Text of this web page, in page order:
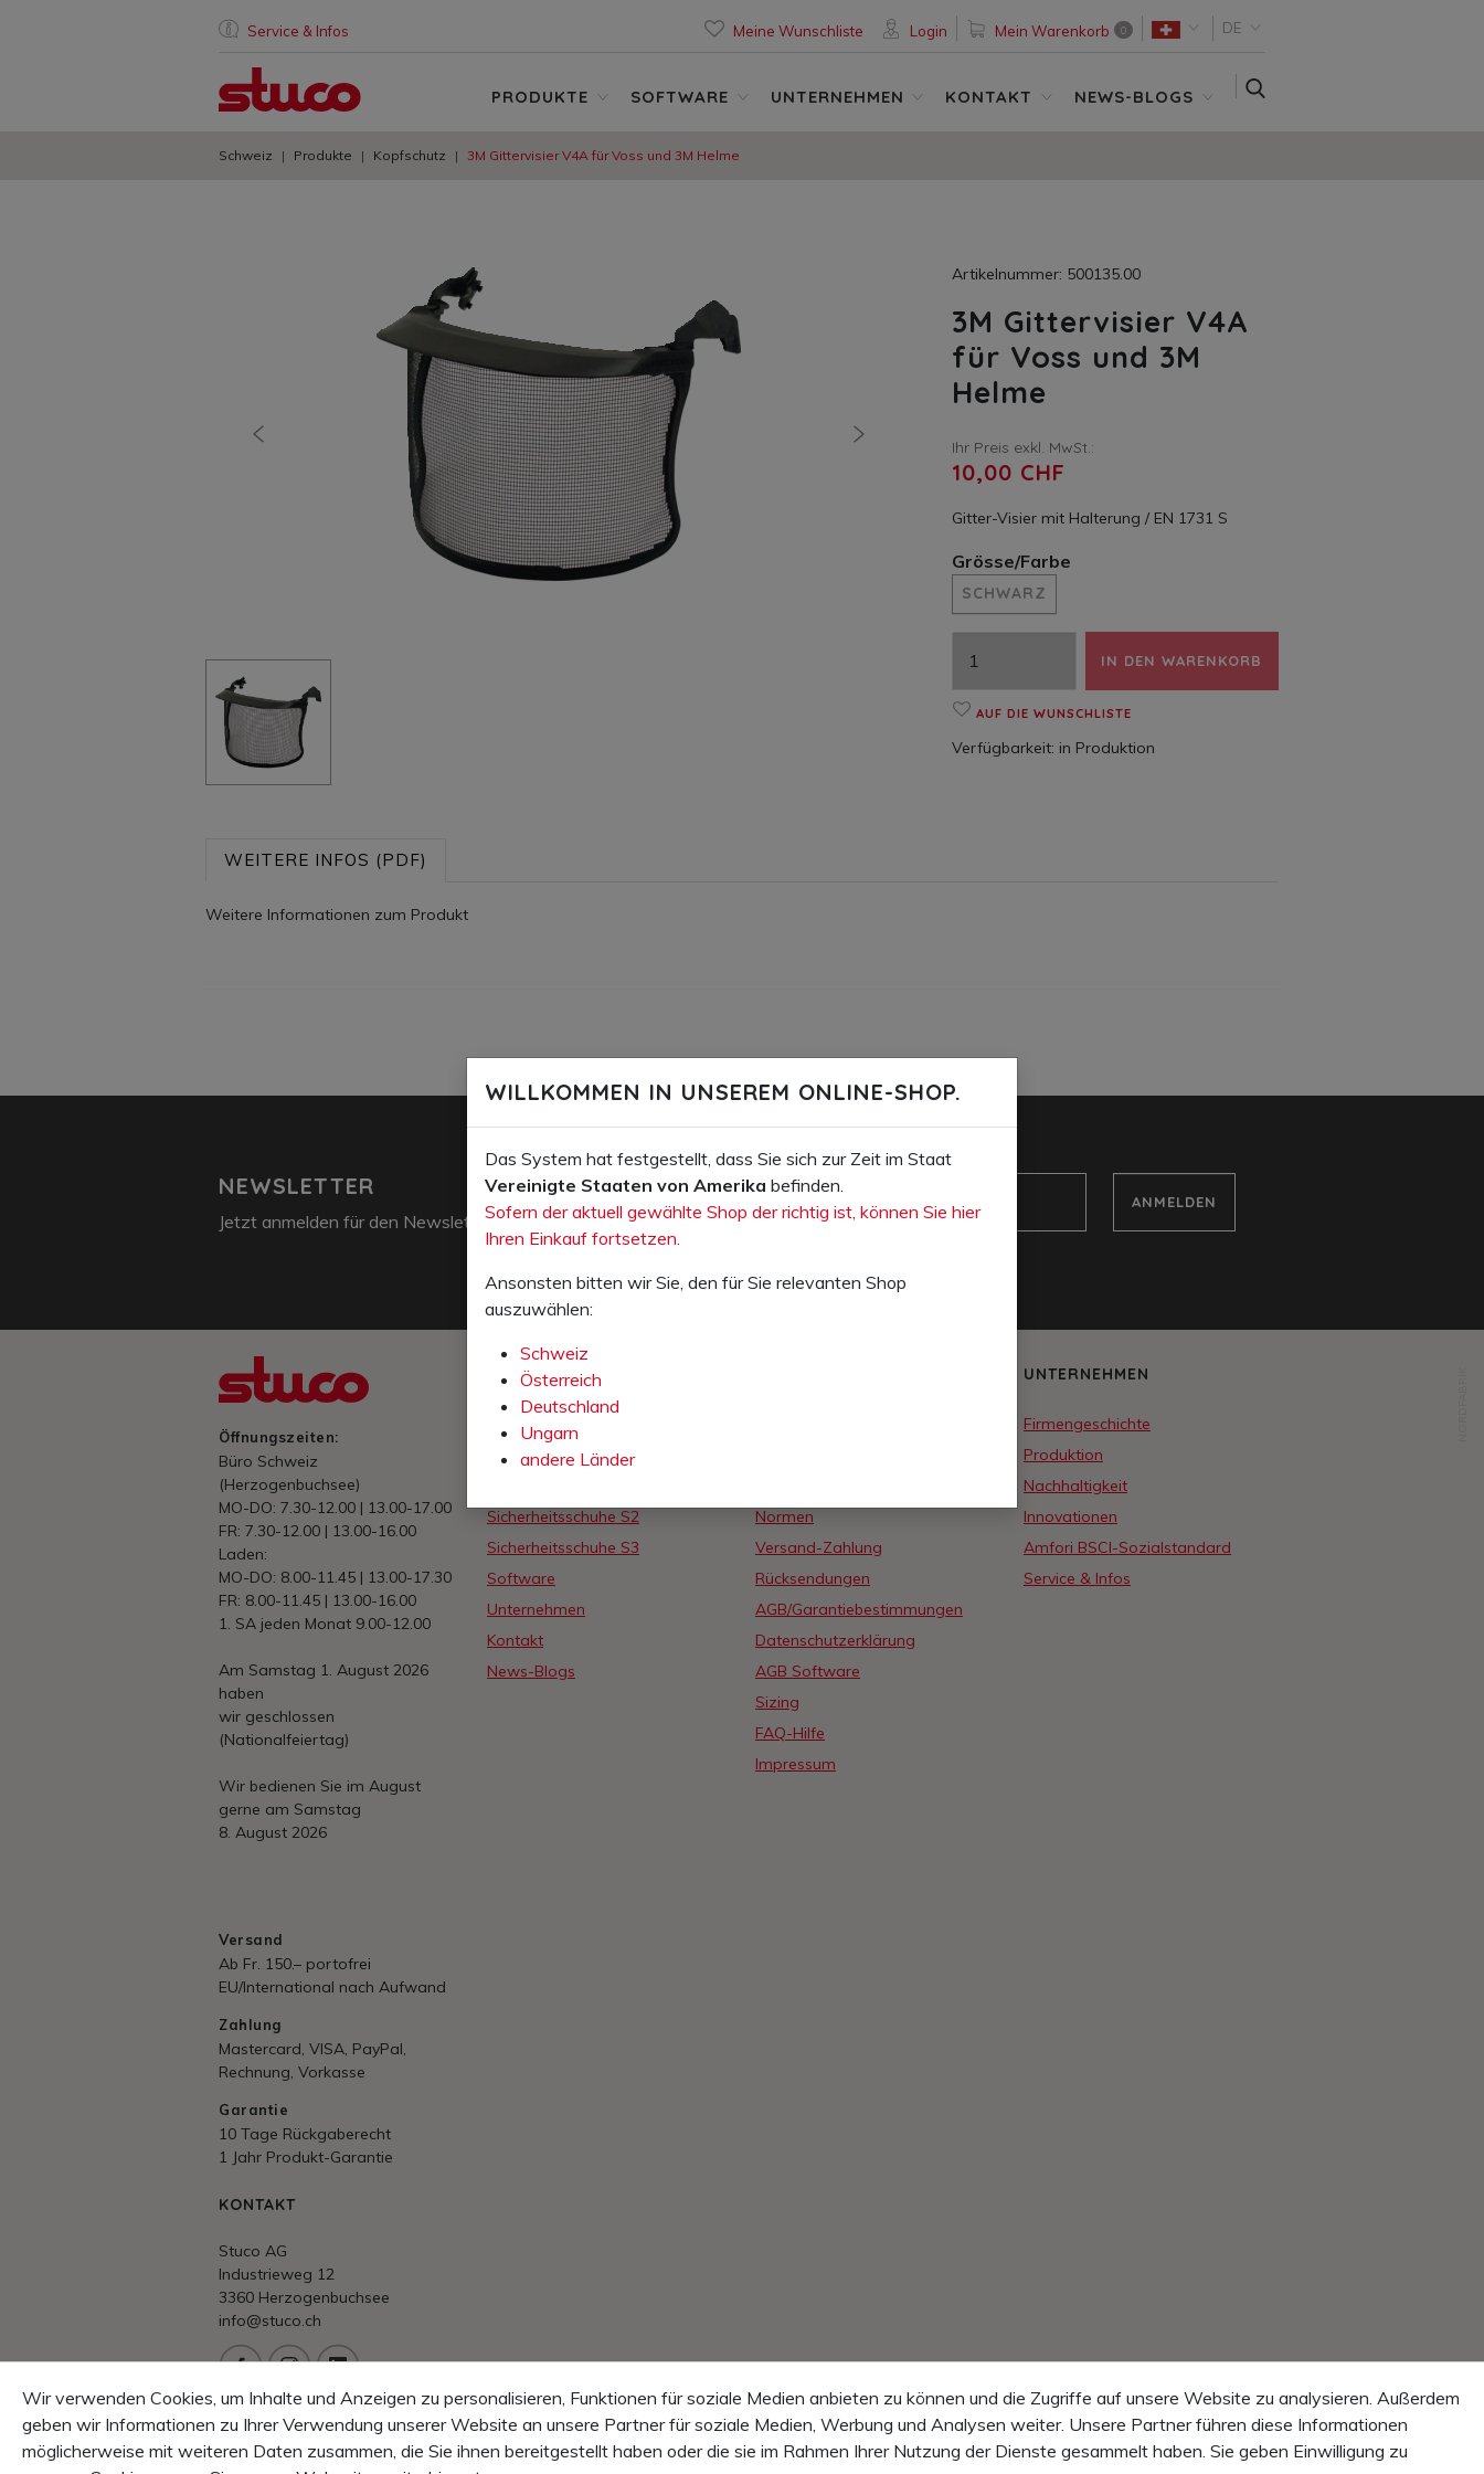
Service & Infos Meine Wunschliste Login Mein Warenkorb 0 DE
PRODUKTE SOFTWARE UNTERNEHMEN KONTAKT NEWS-BLOGS
Schweiz Produkte Kopfschutz 3M Gittervisier V4A für Voss und 3M Helme
vorherige nächste
Artikelnummer: 500135.00
3M Gittervisier V4A
für Voss und 3M
Helme
Ihr Preis exkl. MwSt.:
10,00 CHF
Gitter-Visier mit Halterung / EN 1731 S
Grösse/Farbe
SCHWARZ
IN DEN WARENKORB
AUF DIE WUNSCHLISTE
Verfügbarkeit: in Produktion
WEITERE INFOS (PDF)
Weitere Informationen zum Produkt
NEWSLETTER
Jetzt anmelden für den Newsletter:
E-Mail
ANMELDEN
Öffnungszeiten:
Büro Schweiz
(Herzogenbuchsee)
MO-DO: 7.30-12.00 | 13.00-17.00
FR: 7.30-12.00 | 13.00-16.00
Laden:
MO-DO: 8.00-11.45 | 13.00-17.30
FR: 8.00-11.45 | 13.00-16.00
1. SA jeden Monat 9.00-12.00
Am Samstag 1. August 2026
haben
wir geschlossen
(Nationalfeiertag)
Wir bedienen Sie im August
gerne am Samstag
8. August 2026
Versand
Ab Fr. 150.– portofrei
EU/International nach Aufwand
Zahlung
Mastercard, VISA, PayPal,
Rechnung, Vorkasse
Garantie
10 Tage Rückgaberecht
1 Jahr Produkt-Garantie
KONTAKT
Stuco AG
Industrieweg 12
3360 Herzogenbuchsee
info@stuco.ch
+41 62 956 5010
INHALT
Produkte
Sicherheitsschuhe
Sicherheitsschuhe S2
Sicherheitsschuhe S3
Software
Unternehmen
Kontakt
News-Blogs
Normen
Versand-Zahlung
Rücksendungen
AGB/Garantiebestimmungen
Datenschutzerklärung
AGB Software
Sizing
FAQ-Hilfe
Impressum
UNTERNEHMEN
Firmengeschichte
Produktion
Nachhaltigkeit
Innovationen
Amfori BSCI-Sozialstandard
Service & Infos
WILLKOMMEN IN UNSEREM ONLINE-SHOP.
Das System hat festgestellt, dass Sie sich zur Zeit im Staat
Vereinigte Staaten von Amerika befinden.
Sofern der aktuell gewählte Shop der richtig ist, können Sie hier
Ihren Einkauf fortsetzen.
Ansonsten bitten wir Sie, den für Sie relevanten Shop
auszuwählen:
Schweiz
Österreich
Deutschland
Ungarn
andere Länder
Wir verwenden Cookies, um Inhalte und Anzeigen zu personalisieren, Funktionen für soziale Medien anbieten zu können und die Zugriffe auf unsere Website zu analysieren. Außerdem
geben wir Informationen zu Ihrer Verwendung unserer Website an unsere Partner für soziale Medien, Werbung und Analysen weiter. Unsere Partner führen diese Informationen
möglicherweise mit weiteren Daten zusammen, die Sie ihnen bereitgestellt haben oder die sie im Rahmen Ihrer Nutzung der Dienste gesammelt haben. Sie geben Einwilligung zu